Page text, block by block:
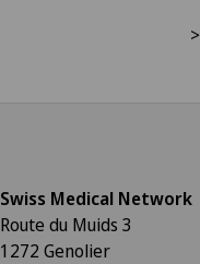
>
Swiss Medical Network
Route du Muids 3
1272 Genolier